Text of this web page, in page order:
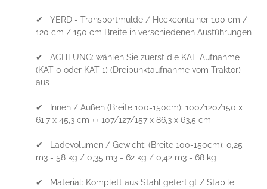
✔ YERD - Transportmulde / Heckcontainer 100 cm /
120 cm / 150 cm Breite in verschiedenen Ausführungen
✔ ACHTUNG: wählen Sie zuerst die KAT-Aufnahme
(KAT 0 oder KAT 1) (Dreipunktaufnahme vom Traktor)
aus
✔ Innen / Außen (Breite 100-150cm): 100/120/150 x
61,7 x 45,3 cm ++ 107/127/157 x 86,3 x 63,5 cm
✔ Ladevolumen / Gewicht: (Breite 100-150cm): 0,25
m3 - 58 kg / 0,35 m3 - 62 kg / 0,42 m3 - 68 kg
✔ Material: Komplett aus Stahl gefertigt / Stabile